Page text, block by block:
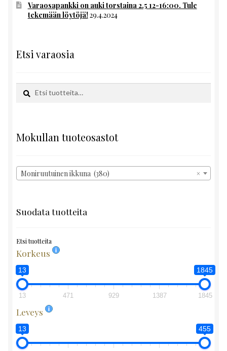
Varaosapankki on auki torstaina 2.5 12-16:00. Tule
tekemään löytöjä!29.4.2024
Etsi varaosia
Etsi:
Haku
Mokullan tuoteosastot
×
Moniruutuinen ikkuna (380)
Suodata tuotteita
Etsi tuotteita
Korkeus
13 1845
13 471 929 1387 1845
Leveys
13 455